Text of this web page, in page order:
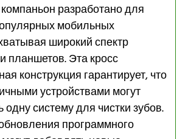
разработано для
мобильных
широкий спектр
планшетов. Эта кросс
конструкция гарантирует, что
устройствами могут
одну систему для чистки зубов.
программного